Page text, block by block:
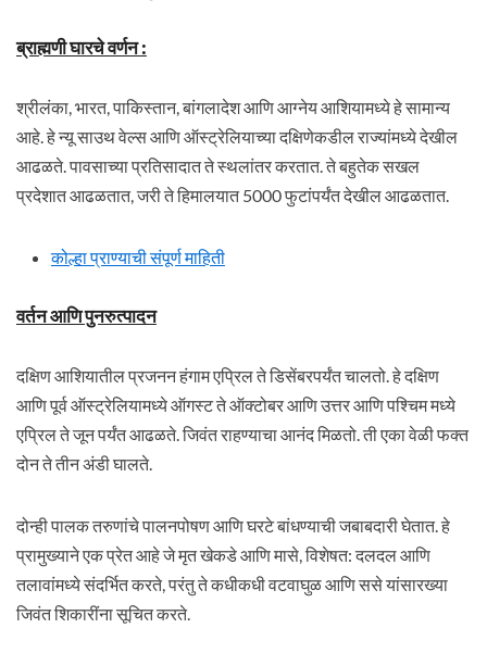
ब्राह्मणी घारचे वर्णन:
श्रीलंका, भारत, पाकिस्तान, बांगलादेश आणि आग्नेय आशियामध्ये हे सामान्य
आहे. हे न्यू साउथ वेल्स आणि ऑस्ट्रेलियाच्या दक्षिणेकडील राज्यांमध्ये देखील
आढळते. पावसाच्या प्रतिसादात ते स्थलांतर करतात. ते बहुतेक सखल
प्रदेशात आढळतात, जरी ते हिमालयात 5000 फुटांपर्यंत देखील आढळतात.
कोल्हा प्राण्याची संपूर्ण माहिती
वर्तन आणि पुनरुत्पादन
दक्षिण आशियातील प्रजनन हंगाम एप्रिल ते डिसेंबरपर्यंत चालतो. हे दक्षिण
आणि पूर्व ऑस्ट्रेलियामध्ये ऑगस्ट ते ऑक्टोबर आणि उत्तर आणि पश्चिम मध्ये
एप्रिल ते जून पर्यंत आढळते. जिवंत राहण्याचा आनंद मिळतो. ती एका वेळी फक्त
दोन ते तीन अंडी घालते.
दोन्ही पालक तरुणांचे पालनपोषण आणि घरटे बांधण्याची जबाबदारी घेतात. हे
प्रामुख्याने एक प्रेत आहे जे मृत खेकडे आणि मासे, विशेषत: दलदल आणि
तलावांमध्ये संदर्भित करते, परंतु ते कधीकधी वटवाघुळ आणि ससे यांसारख्या
जिवंत शिकारींना सूचित करते.